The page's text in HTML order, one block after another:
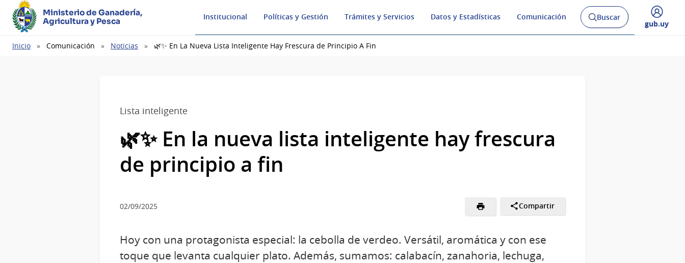
Ministerio de Ganadería,
Agricultura y Pesca
Institucional Políticas y Gestión Trámites y Servicios Datos y Estadísticas Comunicación
Abrir
buscador
Buscar
Desplegar
gub.uy
Ruta
Inicio Comunicación Noticias 🌿✨ En La Nueva Lista Inteligente Hay Frescura de Principio A Fin
Lista inteligente
🌿✨ En la nueva lista inteligente hay frescura
de principio a fin
02/09/2025 Compartir
Hoy con una protagonista especial: la cebolla de verdeo. Versátil, aromática y con ese
toque que levanta cualquier plato. Además, sumamos: calabacín, zanahoria, lechuga,